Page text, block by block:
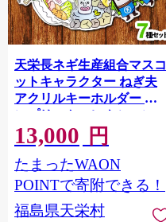
天栄長ネギ生産組合マスコ
ットキャラクター ねぎ夫
アクリルキーホルダー コ
ンプリートコレクション
（全７種） F21T-488
13,000 円
たまったWAON
POINTで寄附できる！
福島県天栄村